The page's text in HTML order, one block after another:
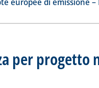
per progetto
alle 13.19.